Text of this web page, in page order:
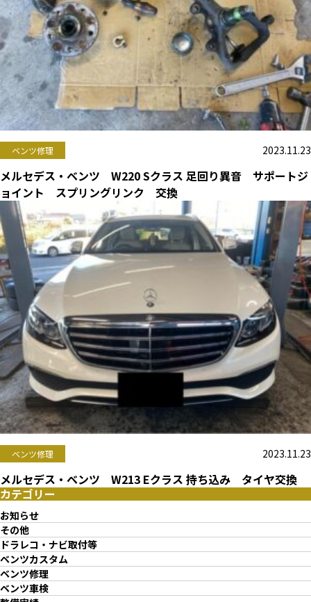
ベンツ修理 2023.11.23
メルセデス・ベンツ W220 Sクラス 足回り異音 サポートジ
ョイント スプリングリンク 交換
ベンツ修理 2023.11.23
メルセデス・ベンツ W213 Eクラス 持ち込み タイヤ交換
カテゴリー
お知らせ
その他
ドラレコ・ナビ取付等
ベンツカスタム
ベンツ修理
ベンツ車検